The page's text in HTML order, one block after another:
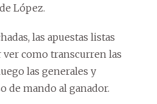
López.
las apuestas listas
ver como transcurren las
las generales y
de mando al ganador.